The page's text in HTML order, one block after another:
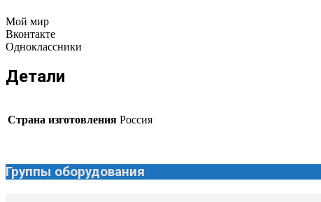
Мой мир
Вконтакте
Одноклассники
Детали
Страна изготовления Россия
Группы оборудования